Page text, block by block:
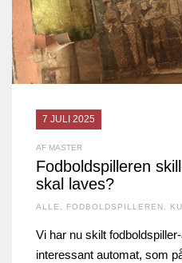
7 JULI 2025
AF MASTER
Fodboldspilleren
skal laves?
ALLE , FODBOLDSPILLEREN,
Vi har nu skilt
interessant automat, som